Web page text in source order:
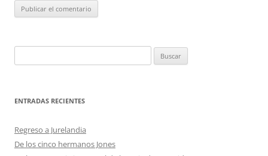
ENTRADAS RECIENTES
Regreso a Jurelandia
De los cinco hermanos Jones